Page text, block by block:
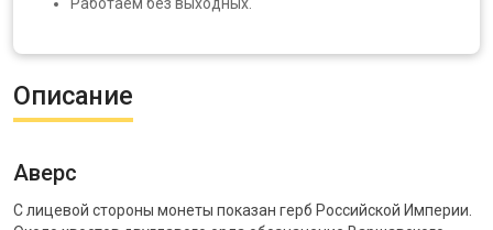
Работаем без выходных.
Описание
Аверс
С лицевой стороны монеты показан герб Российской Империи.